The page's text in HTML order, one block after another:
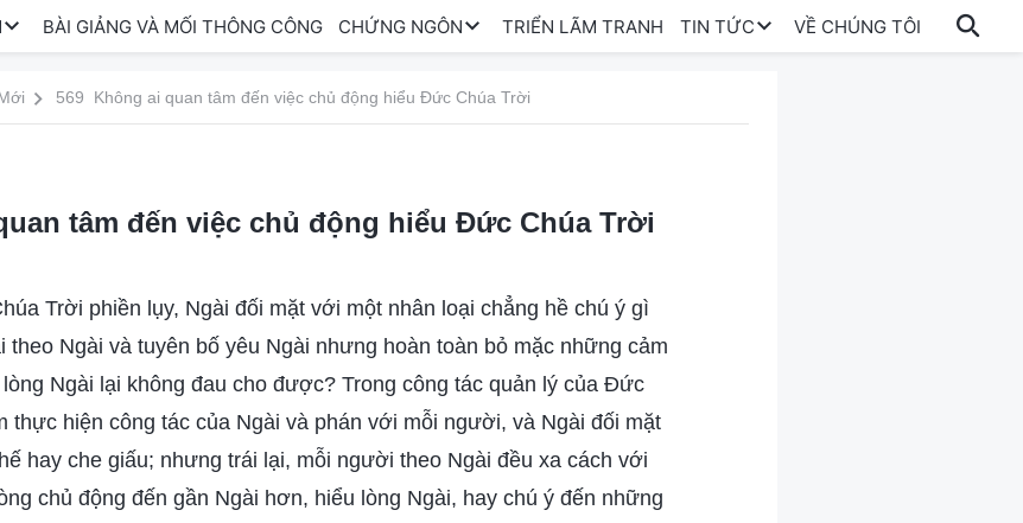
BÀI GIẢNG VÀ MỐI THÔNG CÔNG CHỨNG NGÔN TRIỂN LÃM TRANH TIN TỨC VỀ CHÚNG TÔI
569 Không ai quan tâm đến việc chủ động hiểu Đức Chúa Trời
tâm đến việc chủ động hiểu Đức Chúa Trời
Trời phiền lụy, Ngài đối mặt với một nhân loại chẳng hề chú ý gì
theo Ngài và tuyên bố yêu Ngài nhưng hoàn toàn bỏ mặc những cảm
Ngài lại không đau cho được? Trong công tác quản lý của Đức
thực hiện công tác của Ngài và phán với mỗi người, và Ngài đối mặt
hay che giấu; nhưng trái lại, mỗi người theo Ngài đều xa cách với
chủ động đến gần Ngài hơn, hiểu lòng Ngài, hay chú ý đến những